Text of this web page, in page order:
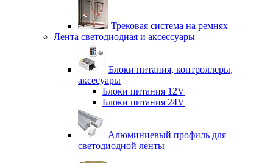
Трековая система на ремнях
Лента светодиодная и аксессуары
Блоки питания, контроллеры,
аксесуары
Блоки питания 12V
Блоки питания 24V
Алюминиевый профиль для
светодиодной ленты